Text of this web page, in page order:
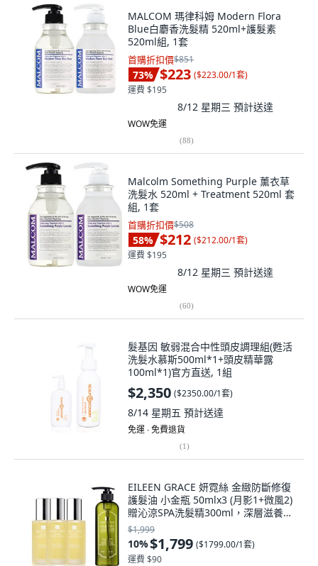
MALCOM 瑪律科姆 Modern Flora
Blue白麝香洗髮精 520ml+護髮素
520ml組, 1套
首購折扣價$851
73% $223 ($223.00/1套)
運費 $195
8/12 星期三 預計送達
WOW免運
(88)
Malcolm Something Purple 薰衣草
洗髮水 520ml + Treatment 520ml 套
組, 1套
首購折扣價$508
58% $212 ($212.00/1套)
運費 $195
8/12 星期三 預計送達
WOW免運
(60)
髮基因 敏弱混合中性頭皮調理組(甦活
洗髮水慕斯500ml*1+頭皮精華露
100ml*1)官方直送, 1組
$2,350 ($2350.00/1套)
8/14 星期五 預計送達
免運 ∙ 免費退貨
(1)
EILEEN GRACE 妍霓絲 金緻防斷修復
護髮油 小金瓶 50mlx3 (月影1+微風2)
贈沁涼SPA洗髮精300ml，深層滋養修
護秀髮, 1個, 月影*1+微風*2
$1,999
10%$1,799 ($1799.00/1套)
運費 $90